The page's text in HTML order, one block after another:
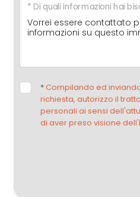
* Di quali informazioni hai
*Compilando ed
richiesta, autorizzo il
personali ai sensi
di aver preso visione